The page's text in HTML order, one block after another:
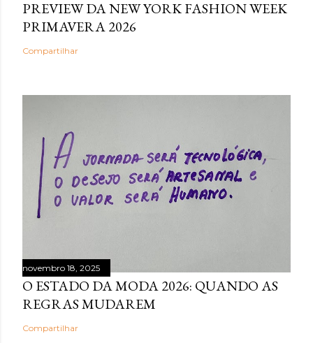
PREVIEW DA NEW YORK FASHION WEEK
PRIMAVERA 2026
Compartilhar
novembro 18, 2025
O ESTADO DA MODA 2026: QUANDO AS
REGRAS MUDAREM
Compartilhar